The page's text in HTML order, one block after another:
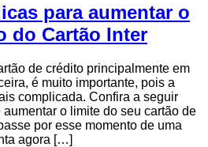
para aumentar o
do Cartão Inter
de crédito principalmente em
é muito importante, pois a
complicada. Confira a seguir
o limite do seu cartão de
por esse momento de uma
agora […]